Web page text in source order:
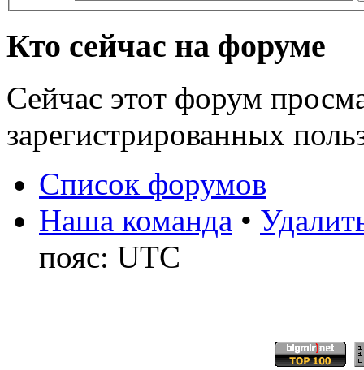
Кто сейчас на форуме
Сейчас этот форум
зарегистрированных
Список форумов
Наша команда •
пояс: UTC